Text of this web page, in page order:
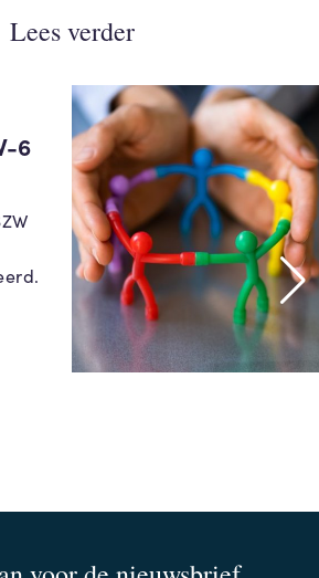
Lees verder
6